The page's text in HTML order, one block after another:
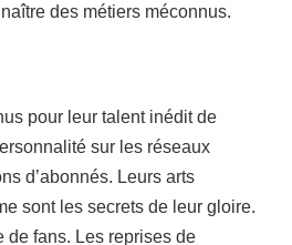
des métiers méconnus.
pour leur talent inédit de
sur les réseaux
d’abonnés. Leurs arts
sont les secrets de leur gloire.
de fans. Les reprises de